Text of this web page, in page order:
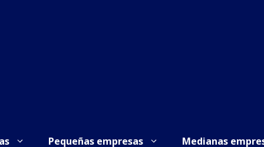
Pequeñas empresas Medianas